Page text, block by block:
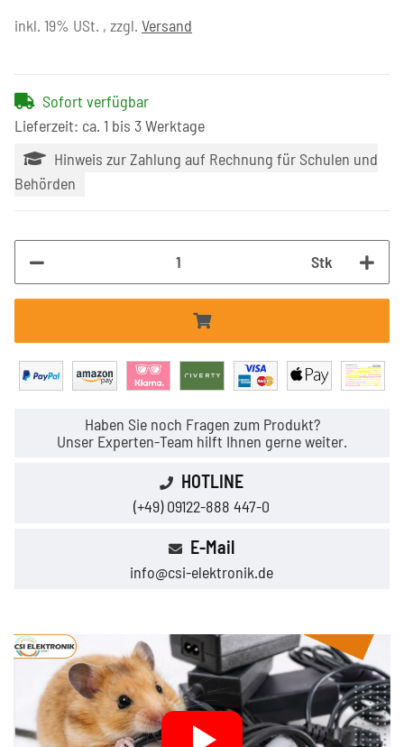
inkl. 19% USt. , zzgl. Versand
Sofort verfügbar
Lieferzeit: ca. 1 bis 3 Werktage
Hinweis zur Zahlung auf Rechnung für Schulen und
Behörden
Stk
Haben Sie noch Fragen zum Produkt?
Unser Experten-Team hilft Ihnen gerne weiter.
HOTLINE
(+49) 09122-888 447-0
E-Mail
info@csi-elektronik.de